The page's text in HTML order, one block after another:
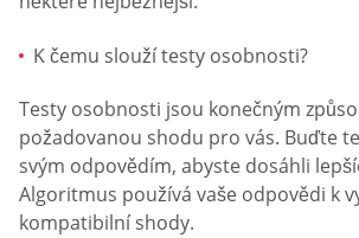
K čemu slouží testy osobnosti?
Testy osobnosti jsou konečným
požadovanou shodu pro vás. Buďte
svým odpovědím, abyste dosáhli
Algoritmus používá vaše odpovědi k
kompatibilní shody.